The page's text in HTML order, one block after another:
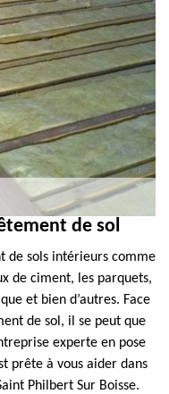
de sol
de sols intérieurs comme
de ciment, les parquets,
et bien d’autres. Face
de sol, il se peut que
experte en pose
prête à vous aider dans
Philbert Sur Boisse.